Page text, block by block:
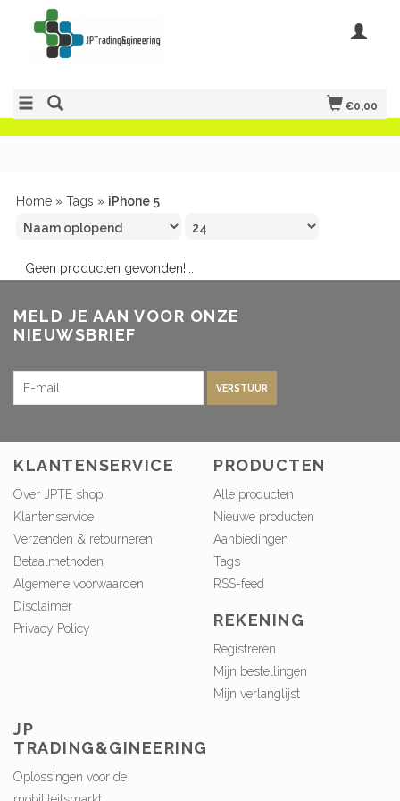
€0,00
Home » Tags » iPhone 5
Geen producten gevonden!...
MELD JE AAN VOOR ONZE
NIEUWSBRIEF
VERSTUUR
KLANTENSERVICE
Over JPTE shop
Klantenservice
Verzenden & retourneren
Betaalmethoden
Algemene voorwaarden
Disclaimer
Privacy Policy
PRODUCTEN
Alle producten
Nieuwe producten
Aanbiedingen
Tags
RSS-feed
REKENING
Registreren
Mijn bestellingen
Mijn verlanglijst
JP
TRADING&GINEERING
Oplossingen voor de